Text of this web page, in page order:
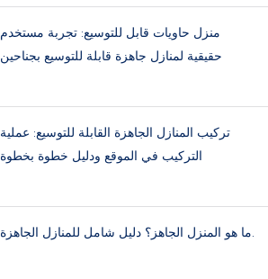
منزل حاويات قابل للتوسيع: تجربة مستخدم
حقيقية لمنازل جاهزة قابلة للتوسيع بجناحين
تركيب المنازل الجاهزة القابلة للتوسيع: عملية
التركيب في الموقع ودليل خطوة بخطوة
ما هو المنزل الجاهز؟ دليل شامل للمنازل الجاهزة.